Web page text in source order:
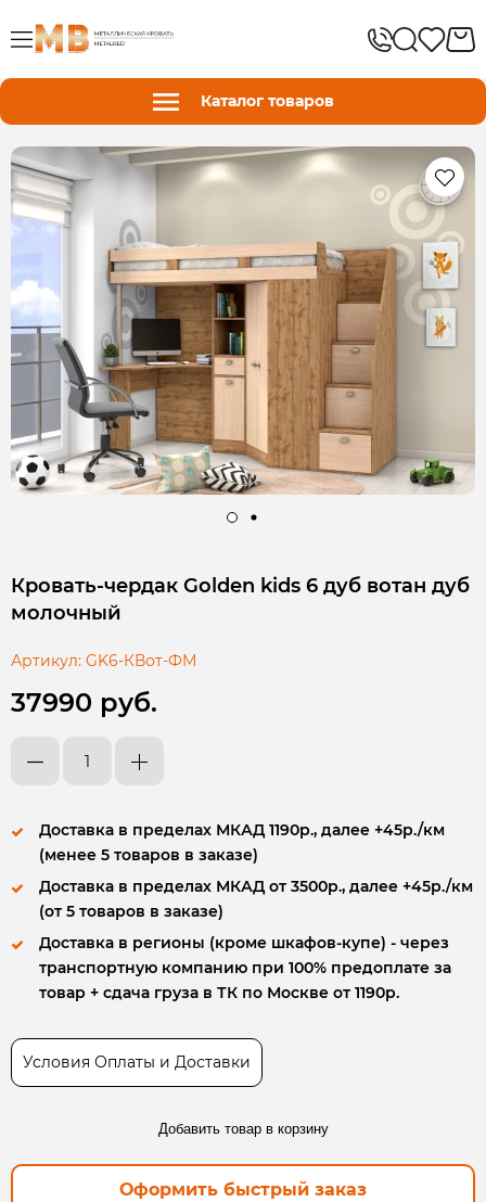
Каталог товаров
Кровать-чердак Golden kids 6 дуб вотан дуб
молочный
Артикул: GK6-КВот-ФМ
37990 руб.
Доставка в пределах МКАД 1190р., далее +45р./км
(менее 5 товаров в заказе)
Доставка в пределах МКАД от 3500р., далее +45р./км
(от 5 товаров в заказе)
Доставка в регионы (кроме шкафов-купе) - через
транспортную компанию при 100% предоплате за
товар + сдача груза в ТК по Москве от 1190р.
Условия Оплаты и Доставки
Добавить товар в корзину
Оформить быстрый заказ